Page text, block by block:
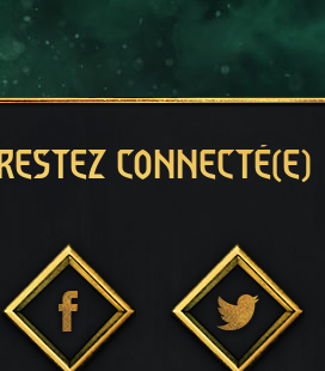
RESTEZ CONNECTÉ(E)